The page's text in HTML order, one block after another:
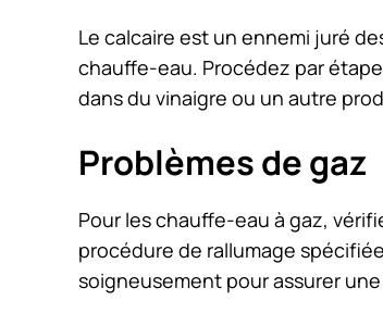
Le calcaire est un ennemi juré
chauffe-eau. Procédez par
dans du vinaigre ou un autre
Problèmes de gaz
Pour les chauffe-eau à gaz,
procédure de rallumage
soigneusement pour assurer